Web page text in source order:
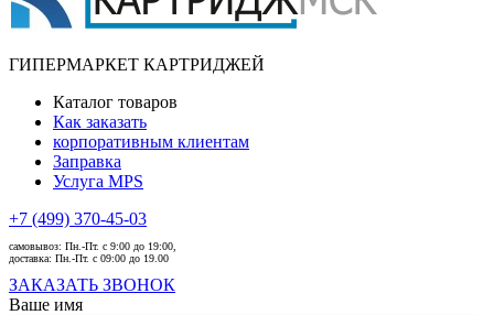
ГИПЕРМАРКЕТ КАРТРИДЖЕЙ
Каталог товаров
Как заказать
корпоративным клиентам
Заправка
Услуга MPS
+7 (499) 370-45-03
самовывоз: Пн.-Пт. с 9:00 до 19:00,
доставка: Пн.-Пт. с 09:00 до 19.00
ЗАКАЗАТЬ ЗВОНОК
Ваше имя